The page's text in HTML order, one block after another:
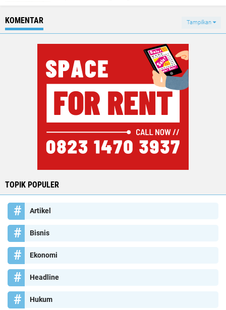
KOMENTAR Tampilkan
TOPIK POPULER
Artikel
Bisnis
Ekonomi
Headline
Hukum